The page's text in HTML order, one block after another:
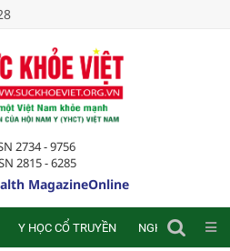
2734 - 9756
2815 - 6285
MagazineOnline
Y HỌC CỔ TRUYỀN NGHIÊN CỨU